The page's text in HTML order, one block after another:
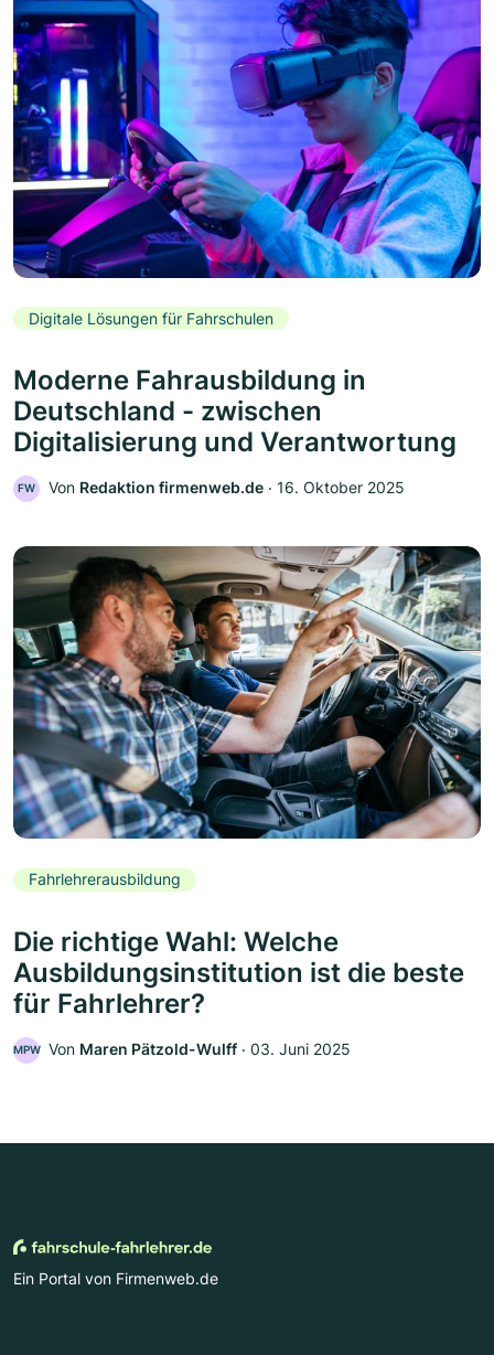
Digitale Lösungen für Fahrschulen
Moderne Fahrausbildung in
Deutschland - zwischen
Digitalisierung und Verantwortung
FW Von Redaktion firmenweb.de ‧ 16. Oktober 2025
Fahrlehrerausbildung
Die richtige Wahl: Welche
Ausbildungsinstitution ist die beste
für Fahrlehrer?
MPW Von Maren Pätzold-Wulff ‧ 03. Juni 2025
Ein Portal von Firmenweb.de